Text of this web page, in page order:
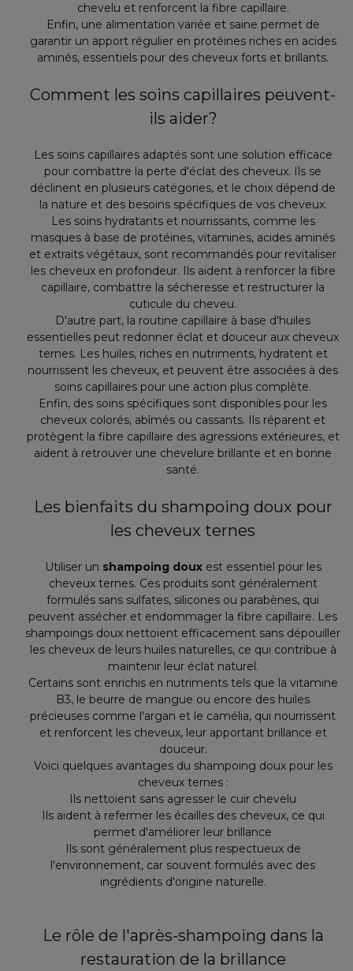
chevelu et renforcent la fibre capillaire.
Enfin, une alimentation variée et saine permet de
garantir un apport régulier en protéines riches en acides
aminés, essentiels pour des cheveux forts et brillants.
Comment les soins capillaires peuvent-
ils aider?
Les soins capillaires adaptés sont une solution efficace
pour combattre la perte d'éclat des cheveux. Ils se
déclinent en plusieurs catégories, et le choix dépend de
la nature et des besoins spécifiques de vos cheveux.
Les soins hydratants et nourrissants, comme les
masques à base de protéines, vitamines, acides aminés
et extraits végétaux, sont recommandés pour revitaliser
les cheveux en profondeur. Ils aident à renforcer la fibre
capillaire, combattre la sécheresse et restructurer la
cuticule du cheveu.
D'autre part, la routine capillaire à base d'huiles
essentielles peut redonner éclat et douceur aux cheveux
ternes. Les huiles, riches en nutriments, hydratent et
nourrissent les cheveux, et peuvent être associées à des
soins capillaires pour une action plus complète.
Enfin, des soins spécifiques sont disponibles pour les
cheveux colorés, abîmés ou cassants. Ils réparent et
protègent la fibre capillaire des agressions extérieures, et
aident à retrouver une chevelure brillante et en bonne
santé.
Les bienfaits du shampoing doux pour
les cheveux ternes
Utiliser un shampoing douxest essentiel pour les
cheveux ternes. Ces produits sont généralement
formulés sans sulfates, silicones ou parabènes, qui
peuvent assécher et endommager la fibre capillaire. Les
shampoings doux nettoient efficacement sans dépouiller
les cheveux de leurs huiles naturelles, ce qui contribue à
maintenir leur éclat naturel.
Certains sont enrichis en nutriments tels que la vitamine
B3, le beurre de mangue ou encore des huiles
précieuses comme l'argan et le camélia, qui nourrissent
et renforcent les cheveux, leur apportant brillance et
douceur.
Voici quelques avantages du shampoing doux pour les
cheveux ternes :
Ils nettoient sans agresser le cuir chevelu
Ils aident à refermer les écailles des cheveux, ce qui
permet d'améliorer leur brillance
Ils sont généralement plus respectueux de
l'environnement, car souvent formulés avec des
ingrédients d'origine naturelle.
Le rôle de l'après-shampoing dans la
restauration de la brillance